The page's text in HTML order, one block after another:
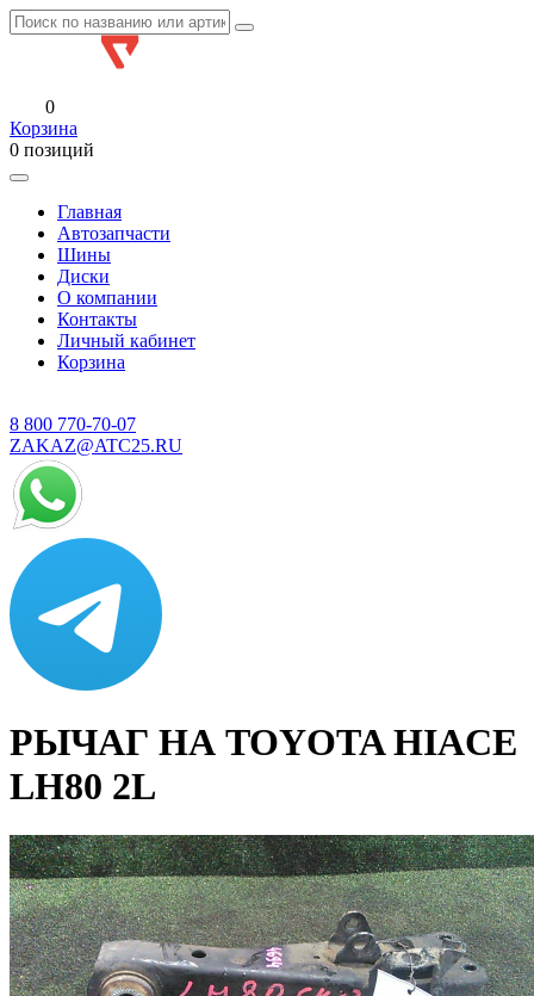
0
Корзина
0 позиций
Главная
Автозапчасти
Шины
Диски
О компании
Контакты
Личный кабинет
Корзина
8 800 770-70-07
ZAKAZ@ATC25.RU
РЫЧАГ НА TOYOTA HIACE
LH80 2L